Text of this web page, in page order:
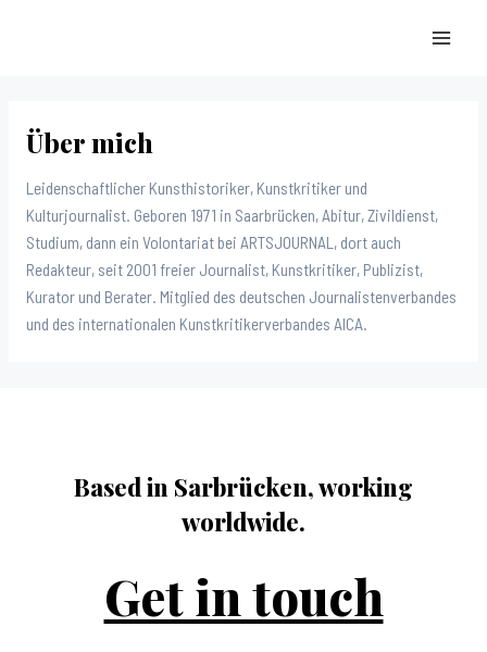
Über mich
Leidenschaftlicher Kunsthistoriker, Kunstkritiker und
Kulturjournalist. Geboren 1971 in Saarbrücken, Abitur, Zivildienst,
Studium, dann ein Volontariat bei ARTSJOURNAL, dort auch
Redakteur, seit 2001 freier Journalist, Kunstkritiker, Publizist,
Kurator und Berater. Mitglied des deutschen Journalistenverbandes
und des internationalen Kunstkritikerverbandes AICA.
Based in Sarbrücken, working
worldwide.
Get in touch